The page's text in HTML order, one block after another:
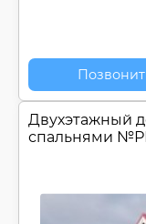
Двухэтажный
спальнями №